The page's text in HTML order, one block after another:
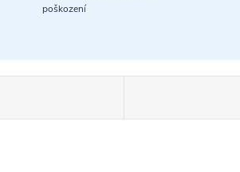
poškození